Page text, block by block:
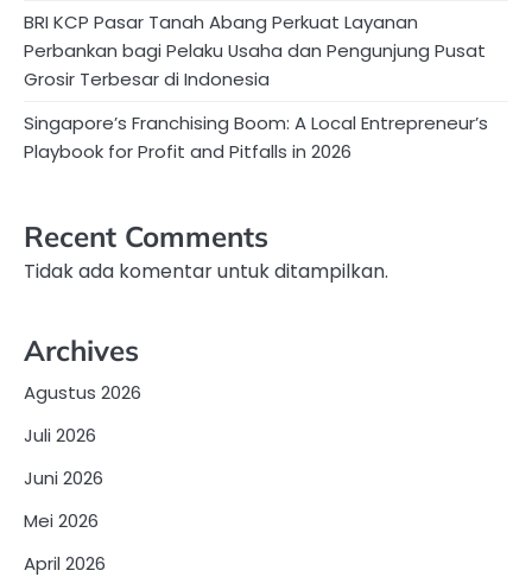
BRI KCP Pasar Tanah Abang Perkuat Layanan
Perbankan bagi Pelaku Usaha dan Pengunjung Pusat
Grosir Terbesar di Indonesia
Singapore’s Franchising Boom: A Local Entrepreneur’s
Playbook for Profit and Pitfalls in 2026
Recent Comments
Tidak ada komentar untuk ditampilkan.
Archives
Agustus 2026
Juli 2026
Juni 2026
Mei 2026
April 2026